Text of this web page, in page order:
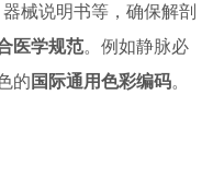
械说明书等，确保解剖
医学规范。例如静脉必
的 国际通用色彩编码。